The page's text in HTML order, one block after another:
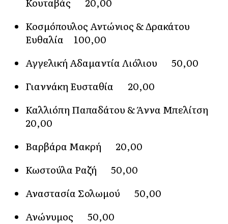
Κοσμόπουλος Αντώνιος & Δρακάτου
Ευθαλία 100,00
Αγγελική Αδαμαντία Λιόλιου 50,00
Γιαννάκη Ευσταθία 20,00
Καλλιόπη Παπαδάτου & Άννα Μπελίτση
20,00
Βαρβάρα Μακρή 20,00
Κωστούλα Ραζή 50,00
Αναστασία Σολωμού 50,00
Ανώνυμος 50,00